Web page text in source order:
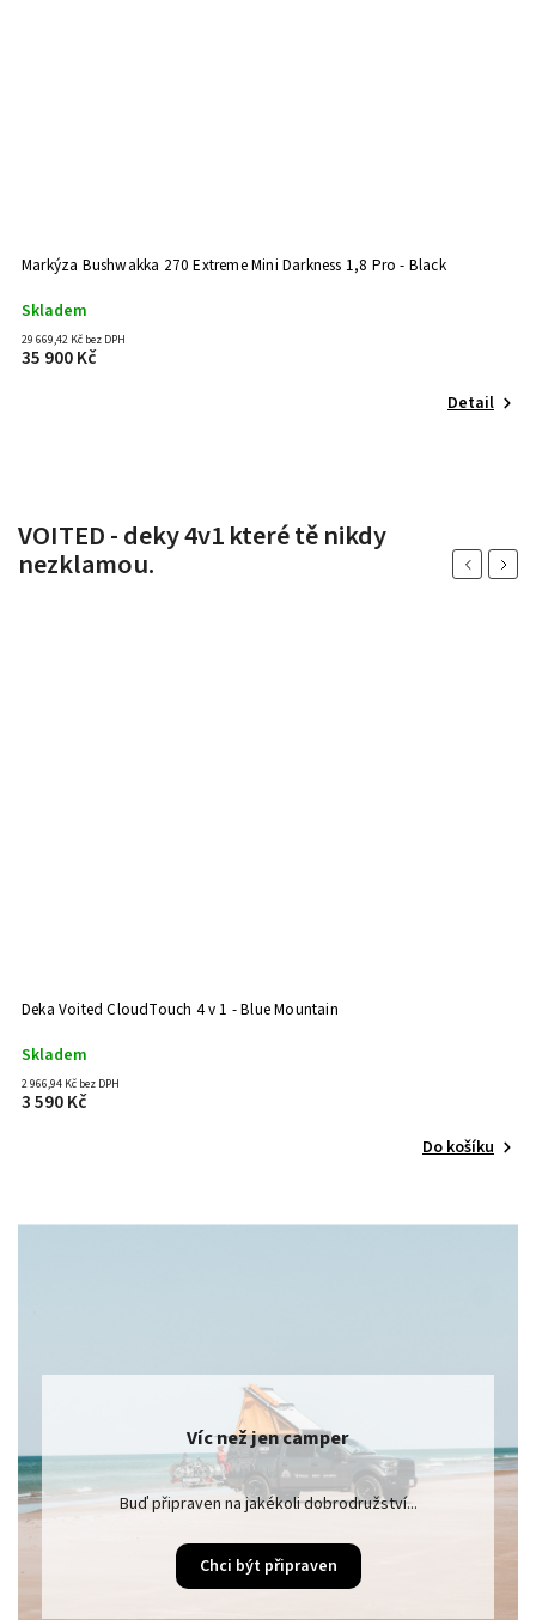
Markýza Bushwakka 270 Extreme Mini Darkness 1,8 Pro - Black
Skladem
29 669,42 Kč bez DPH
35 900 Kč
Detail
VOITED - deky 4v1 které tě nikdy
nezklamou. Previous
Deka Voited CloudTouch 4 v 1 - Blue Mountain
Skladem
2 966,94 Kč bez DPH
3 590 Kč
Do košíku
Next
Víc než jen camper
Buď připraven na jakékoli dobrodružství...
Chci být připraven